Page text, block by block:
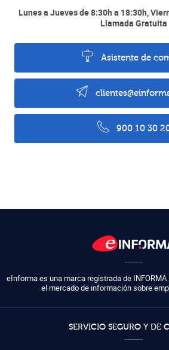
Lunes a Jueves de 8:30h a 18:30h,
Llamada Gratuita
Asistente de
900 10 30
eInforma es una marca registrada de INFORMA
el mercado de información sobre
SERVICIO SEGURO Y DE